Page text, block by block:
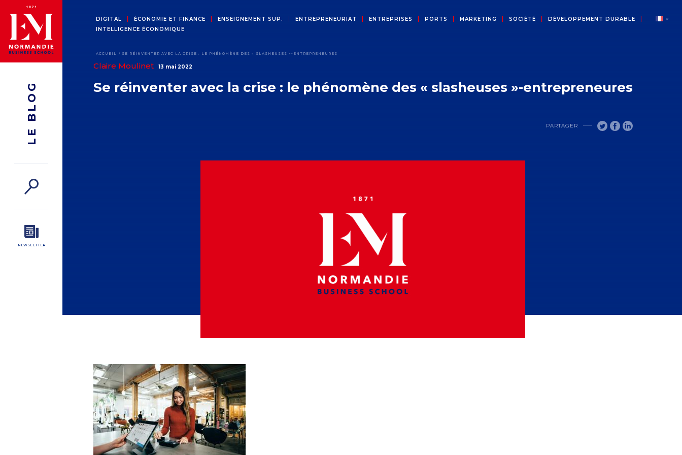
DIGITAL ÉCONOMIE ET FINANCE ENSEIGNEMENT SUP. ENTREPRENEURIAT ENTREPRISES PORTS MARKETING SOCIÉTÉ
DÉVELOPPEMENT DURABLE
INTELLIGENCE ÉCONOMIQUE
ACCUEIL SE RÉINVENTER AVEC LA CRISE : LE PHÉNOMÈNE DES « SLASHEUSES »-ENTREPRENEURES
LE BLOG
NEWSLETTER
Claire Moulinet 13 mai 2022
Se réinventer avec la crise : le phénomène des « slasheuses »-entrepreneures
PARTAGER